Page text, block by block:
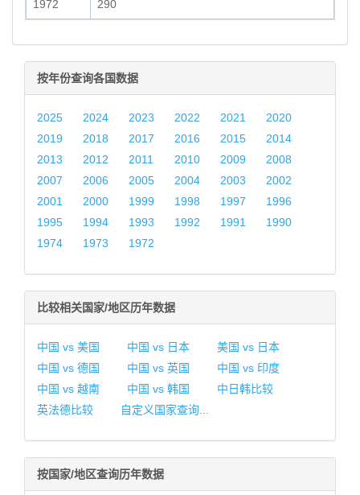
1972 290
按年份查询各国数据
2025 2024 2023 2022 2021
2020
2019
2018 2017 2016 2015
2014
2013
2012 2011 2010 2009
2008
2007
2006 2005 2004 2003
2002
2001
2000 1999 1998 1997
1996
1995
1994 1993 1992 1991
1990
1974
1973 1972
比较相关国家/地区历年数据
中国 vs 美国 中国 vs 日本
美国 vs 日本
中国 vs 德国
中国 vs 英国
中国 vs 印度
中国 vs 越南
中国 vs 韩国
中日韩比较
英法德比较
自定义国家查询...
按国家/地区查询历年数据